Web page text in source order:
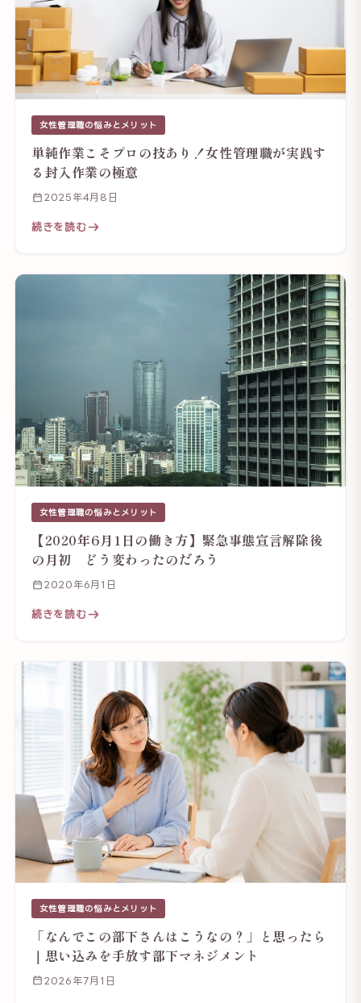
女性管理職の悩みとメリット
単純作業こそプロの技あり！女性管理職が実践す
る封入作業の極意
2025年4月8日
続きを読む
女性管理職の悩みとメリット
【2020年6月1日の働き方】緊急事態宣言解除後
の月初 どう変わったのだろう
2020年6月1日
続きを読む
女性管理職の悩みとメリット
「なんでこの部下さんはこうなの？」と思ったら
｜思い込みを手放す部下マネジメント
2026年7月1日